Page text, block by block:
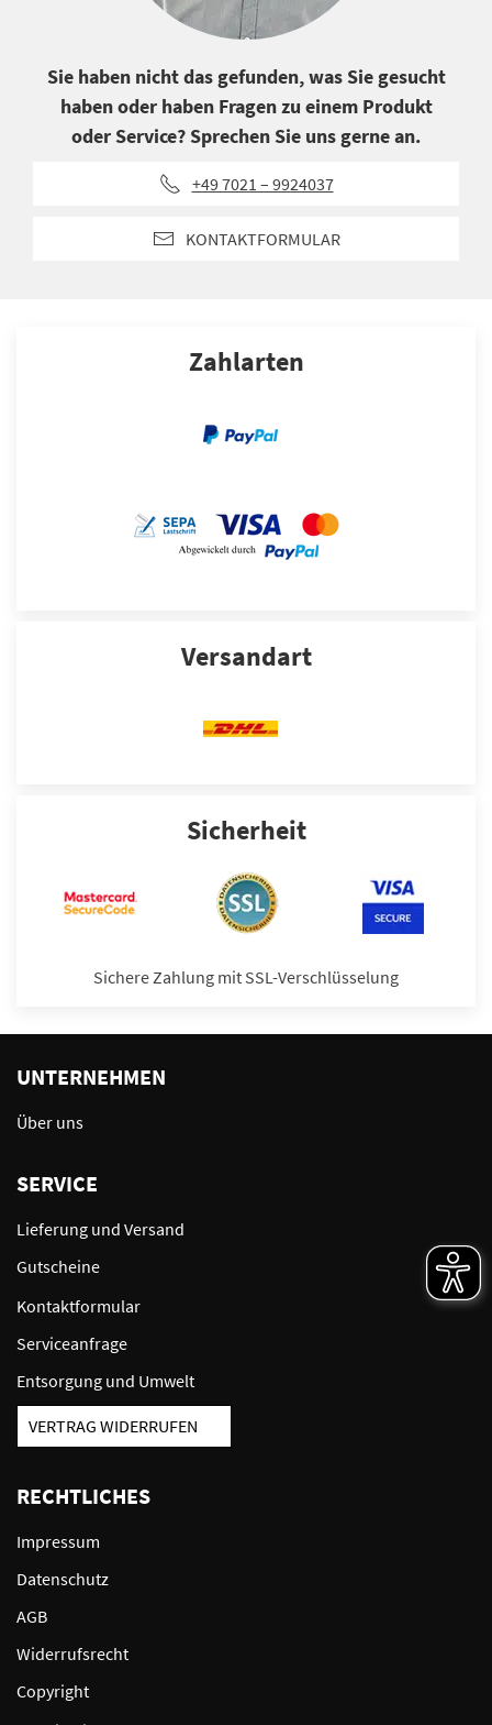
Sie haben nicht das gefunden, was Sie gesucht
haben oder haben Fragen zu einem Produkt
oder Service? Sprechen Sie uns gerne an.
+49 7021 – 9924037
KONTAKTFORMULAR
Zahlarten
Versandart
Sicherheit
Sichere Zahlung mit SSL-Verschlüsselung
UNTERNEHMEN
Über uns
SERVICE
Lieferung und Versand
Gutscheine
Kontaktformular
Serviceanfrage
Entsorgung und Umwelt
VERTRAG WIDERRUFEN
RECHTLICHES
Impressum
Datenschutz
AGB
Widerrufsrecht
Copyright